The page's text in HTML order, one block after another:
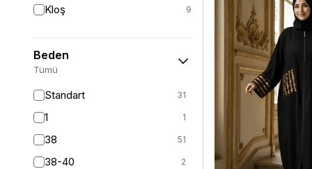
Kloş 9
Beden
Tümü
Standart 31
1 1
38 51
38-40 2